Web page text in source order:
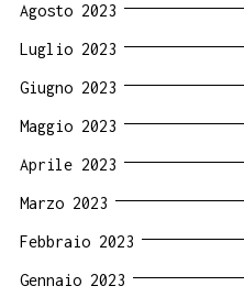
Agosto 2023
Luglio 2023
Giugno 2023
Maggio 2023
Aprile 2023
Marzo 2023
Febbraio 2023
Gennaio 2023